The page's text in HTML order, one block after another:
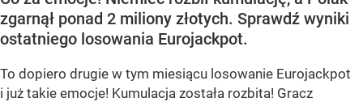
zgarnął ponad 2 miliony złotych. Sprawdź wyniki
ostatniego losowania Eurojackpot.
To dopiero drugie w tym miesiącu losowanie Eurojackpot
i już takie emocje! Kumulacja została rozbita! Gracz